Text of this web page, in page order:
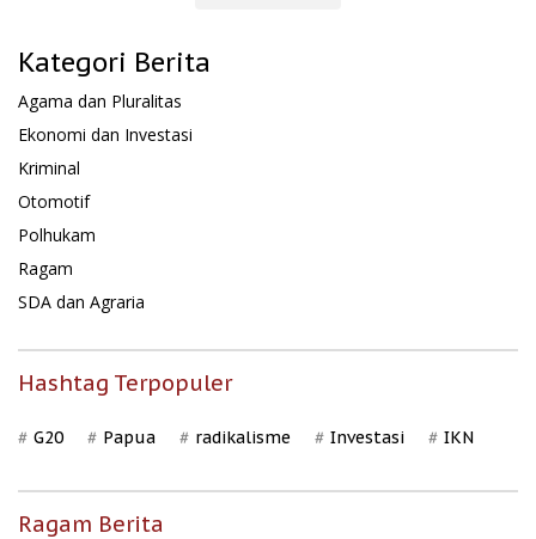
Kategori Berita
Agama dan Pluralitas
Ekonomi dan Investasi
Kriminal
Otomotif
Polhukam
Ragam
SDA dan Agraria
Hashtag Terpopuler
G20 Papua radikalisme Investasi IKN
Ragam Berita